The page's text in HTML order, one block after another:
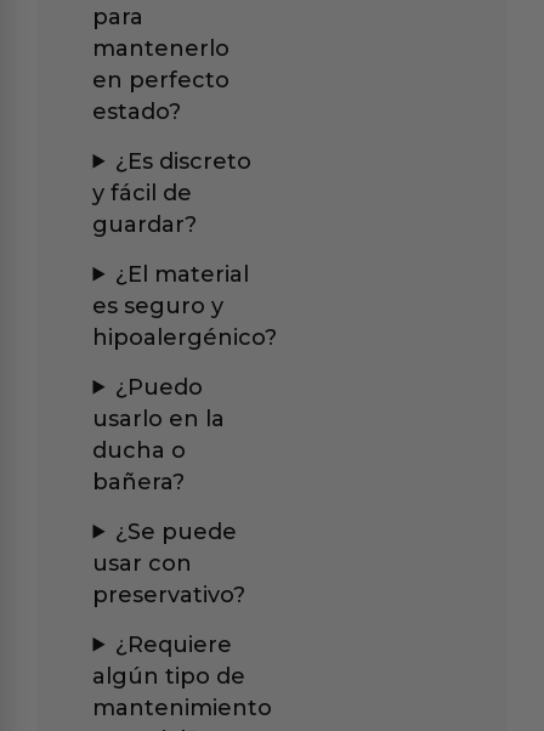
para
mantenerlo
en perfecto
estado?
¿Es discreto
y fácil de
guardar?
¿El material
es seguro y
hipoalergénico?
¿Puedo
usarlo en la
ducha o
bañera?
¿Se puede
usar con
preservativo?
¿Requiere
algún tipo de
mantenimiento